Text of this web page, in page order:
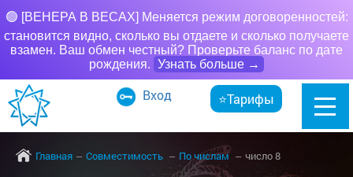
🟢 [ВЕНЕРА В ВЕСАХ] Меняется режим договоренностей:
становится видно, сколько вы отдаете и сколько получаете
взамен. Ваш обмен честный? Проверьте баланс по дате
рождения. Узнать больше →
Вход ⭐Тарифы
Главная Совместимость По числам число 8